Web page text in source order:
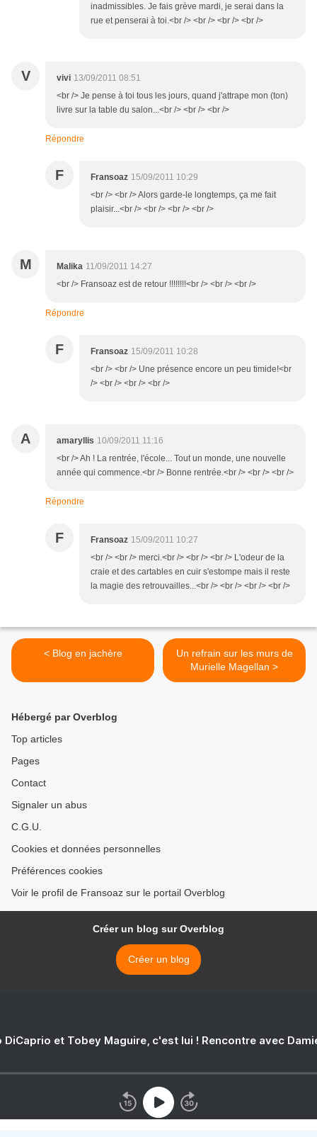
inadmissibles. Je fais grève mardi, je serai dans la
rue et penserai à toi.<br /> <br /> <br /> <br />
V vivi 13/09/2011 08:51
<br /> Je pense à toi tous les jours, quand j'attrape mon (ton)
livre sur la table du salon...<br /> <br /> <br />
Répondre
F Fransoaz 15/09/2011 10:29
<br /> <br /> Alors garde-le longtemps, ça me fait
plaisir...<br /> <br /> <br /> <br />
M Malika 11/09/2011 14:27
<br /> Fransoaz est de retour !!!!!!!!<br /> <br /> <br />
Répondre
F Fransoaz 15/09/2011 10:28
<br /> <br /> Une présence encore un peu timide!<br
/> <br /> <br /> <br />
A amaryllis 10/09/2011 11:16
<br /> Ah ! La rentrée, l'école... Tout un monde, une nouvelle
année qui commence.<br /> Bonne rentrée.<br /> <br /> <br />
Répondre
F Fransoaz 15/09/2011 10:27
<br /> <br /> merci.<br /> <br /> <br /> L'odeur de la
craie et des cartables en cuir s'estompe mais il reste
la magie des retrouvailles...<br /> <br /> <br /> <br />
< Blog en jachère
Un refrain sur les murs de
Murielle Magellan >
Hébergé par Overblog
Top articles
Pages
Contact
Signaler un abus
C.G.U.
Cookies et données personnelles
Préférences cookies
Voir le profil de Fransoaz sur le portail Overblog
Créer un blog sur Overblog
Créer un blog
DiCaprio et Tobey Maguire, c'est lui ! Rencontre avec